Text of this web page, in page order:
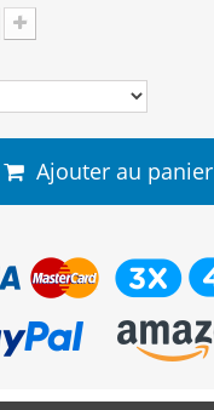
Ajouter au panier